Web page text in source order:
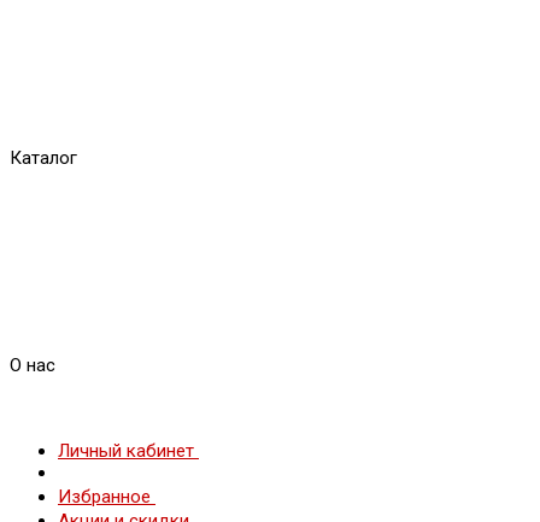
Каталог
О нас
Личный кабинет
Избранное